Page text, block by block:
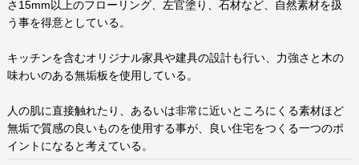
さ15mm以上のフローリング、左官塗り、石材など、自然素材を扱
う事を得意としている。
キッチンを含むオリジナル家具や建具の設計も行い、力強さと木の
味わいのある無垢板を使用している。
人の肌に直接触れたり、あるいは非常に近いところにくる素材ほど
無垢で質感の良いものを使用する事が、良い住宅をつくる一つのポ
イントになると考えている。